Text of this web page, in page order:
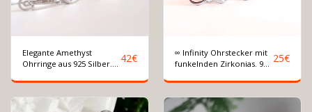
Elegante Amethyst
Ohrringe aus 925 Silber.
42€
∞ Infinity Ohrstecker mit
funkelnden Zirkonias. 925 25€